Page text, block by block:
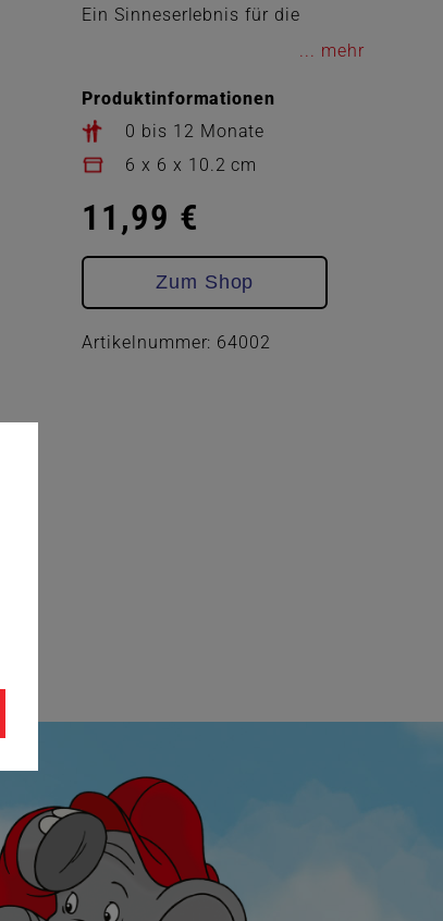
Ein Sinneserlebnis für die
kleinen Händchen. Ein Blickfang
Produktinformationen
0 bis 12 Monate
6 x 6 x 10.2 cm
11,99 €
Zum Shop
Artikelnummer: 64002